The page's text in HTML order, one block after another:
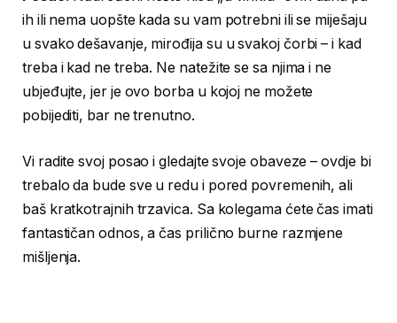
ih ili nema uopšte kada su vam potrebni ili se miješaju
u svako dešavanje, mirođija su u svakoj čorbi – i kad
treba i kad ne treba. Ne natežite se sa njima i ne
ubjeđujte, jer je ovo borba u kojoj ne možete
pobijediti, bar ne trenutno.
Vi radite svoj posao i gledajte svoje obaveze – ovdje bi
trebalo da bude sve u redu i pored povremenih, ali
baš kratkotrajnih trzavica. Sa kolegama ćete čas imati
fantastičan odnos, a čas prilično burne razmjene
mišljenja.